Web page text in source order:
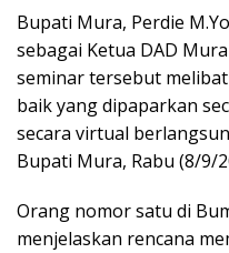
Bupati Mura, Perdie
sebagai Ketua DAD
seminar tersebut
baik yang dipaparkan
secara virtual
Bupati Mura, Rabu (8/9/
Orang nomor satu di
menjelaskan rencana